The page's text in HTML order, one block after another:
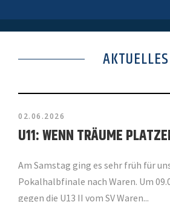
AKTUELLES
02.06.2026
U11: WENN TRÄUME
Am Samstag ging es sehr früh für
Pokalhalbfinale nach Waren. Um
gegen die U13 II vom SV Waren...